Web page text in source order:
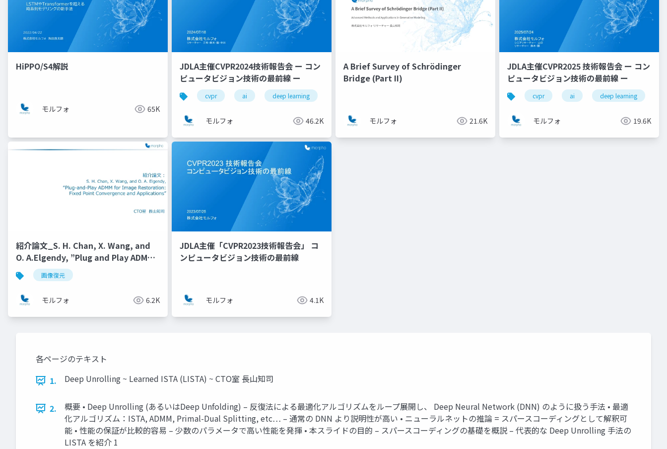
HiPPO/S4解説
モルフォ 65K
JDLA主催CVPR2024技術報告会 ー コン
ピュータビジョン技術の最前線 ー
cvpr ai deep learning
モルフォ 46.2K
A Brief Survey of Schrödinger
Bridge (Part II)
モルフォ 21.6K
JDLA主催CVPR2025 技術報告会 ー コン
ピュータビジョン技術の最前線 ー
cvpr ai deep learning
モルフォ 19.6K
紹介論文_S. H. Chan, X. Wang, and
O. A.Elgendy, ”Plug and Play ADMM
for Image RestorationFixed Point
Convergence and Applications”
画像復元
モルフォ 6.2K
JDLA主催「CVPR2023技術報告会」 コ
ンピュータビジョン技術の最前線
モルフォ 4.1K
各ページのテキスト
1.
Deep Unrolling ~ Learned ISTA (LISTA) ~ CTO室 長山知司
2.
概要 • Deep Unrolling (あるいはDeep Unfolding) – 反復法による最適化アルゴリズムをループ展開し、 Deep Neural Network (DNN) のように扱う手法 • 最適
化アルゴリズム：ISTA, ADMM, Primal-Dual Splitting, etc… – 通常の DNN より説明性が高い • ニューラルネットの推論 = スパースコーディングとして解釈可
能 • 性能の保証が比較的容易 – 少数のパラメータで高い性能を発揮 • 本スライドの目的 – スパースコーディングの基礎を概説 – 代表的な Deep Unrolling 手法の
LISTA を紹介 1